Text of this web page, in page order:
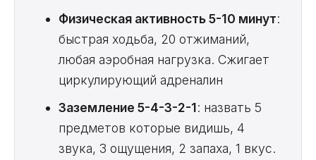
Физическая активность 5-10 минут:
быстрая ходьба, 20 отжиманий,
любая аэробная нагрузка. Сжигает
циркулирующий адреналин
Заземление 5-4-3-2-1: назвать 5
предметов которые видишь, 4
звука, 3 ощущения, 2 запаха, 1 вкус.